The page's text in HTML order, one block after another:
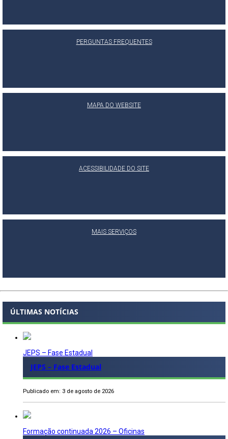
PERGUNTAS FREQUENTES
MAPA DO WEBSITE
ACESSIBILIDADE DO SITE
MAIS SERVIÇOS
ÚLTIMAS NOTÍCIAS
JEPS – Fase Estadual
JEPS – Fase Estadual
Publicado em: 3 de agosto de 2026
Formação continuada 2026 – Oficinas